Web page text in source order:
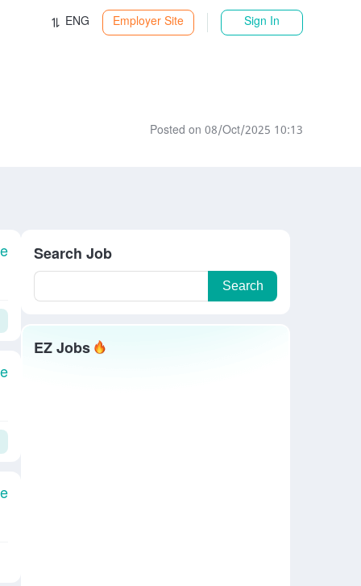
ENG Employer Site Sign In
Posted on 08/Oct/2025 10:13
Search Job
Search
EZ Jobs